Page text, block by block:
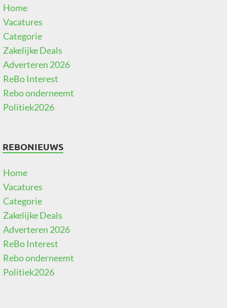
Home
Vacatures
Categorie
Zakelijke Deals
Adverteren 2026
ReBo Interest
Rebo onderneemt
Politiek2026
REBONIEUWS
Home
Vacatures
Categorie
Zakelijke Deals
Adverteren 2026
ReBo Interest
Rebo onderneemt
Politiek2026